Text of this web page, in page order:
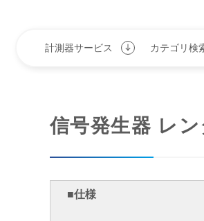
計測器サービス カテゴリ検
信号発生器 レ
■仕様